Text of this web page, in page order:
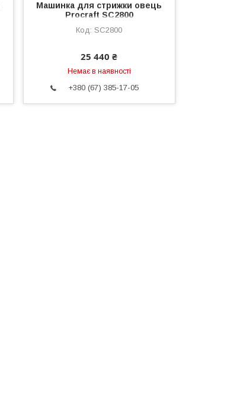
Машинка для стрижки овець
Procraft SC2800
SC2800
25 440 ₴
Немає в наявності
+380 (67) 385-17-05